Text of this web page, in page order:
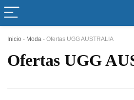
Inicio - Moda - Ofertas UGG AUSTRALIA
Ofertas UGG